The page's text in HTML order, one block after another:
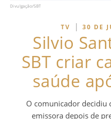
Divulgação/SBT
TV | 30 DE
Silvio
SBT criar
saúde
O comunicador decidiu
emissora depois de